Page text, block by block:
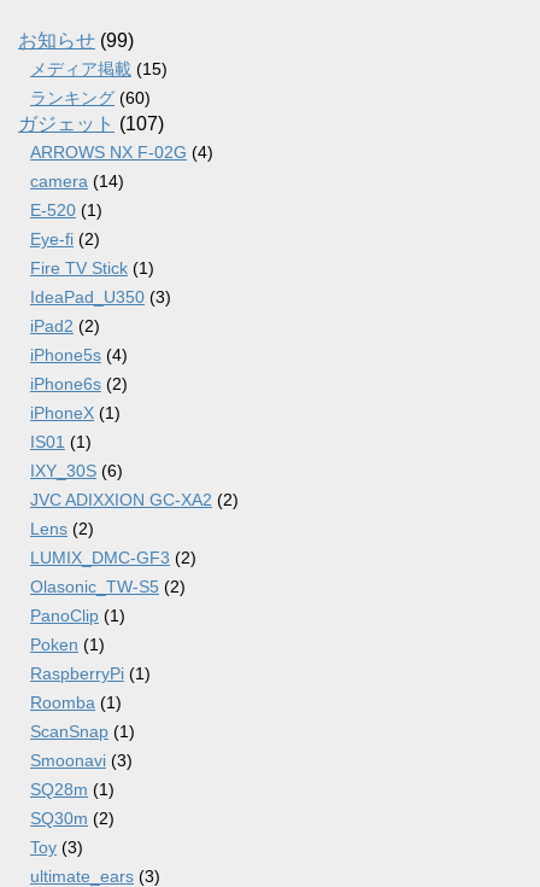
ブ
お知らせ (99)
メディア掲載 (15)
ランキング (60)
ガジェット (107)
ARROWS NX F-02G (4)
camera (14)
E-520 (1)
Eye-fi (2)
Fire TV Stick (1)
IdeaPad_U350 (3)
iPad2 (2)
iPhone5s (4)
iPhone6s (2)
iPhoneX (1)
IS01 (1)
IXY_30S (6)
JVC ADIXXION GC-XA2 (2)
Lens (2)
LUMIX_DMC-GF3 (2)
Olasonic_TW-S5 (2)
PanoClip (1)
Poken (1)
RaspberryPi (1)
Roomba (1)
ScanSnap (1)
Smoonavi (3)
SQ28m (1)
SQ30m (2)
Toy (3)
ultimate_ears (3)